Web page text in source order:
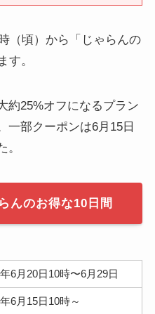
（頃）から「じゃらんの
す。
約25%オフになるプラン
一部クーポンは6月15日
。
んのお得な10日間
6月20日10時〜6月29日
6月15日10時～